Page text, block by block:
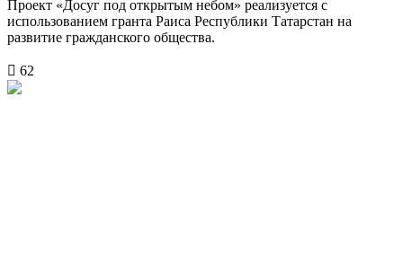
Проект «Досуг под открытым небом» реализуется с
использованием гранта Раиса Республики Татарстан на
развитие гражданского общества.
62